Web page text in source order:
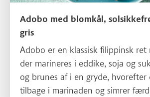
Adobo med blomkål,
gris
Adobo er en klassisk filippinsk ret
der marineres i eddike, soja og
og brunes af i en gryde, hvorefter
tilbage i marinaden og simrer